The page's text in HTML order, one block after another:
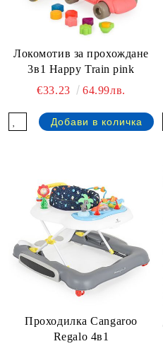
Локомотив за прохождане
3в1 Happy Train pink
€33.23
64.99лв.
Проходилка Cangaroo
Regalo 4в1